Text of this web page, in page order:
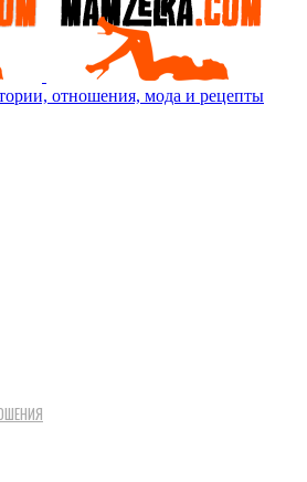
отношения, мода и рецепты